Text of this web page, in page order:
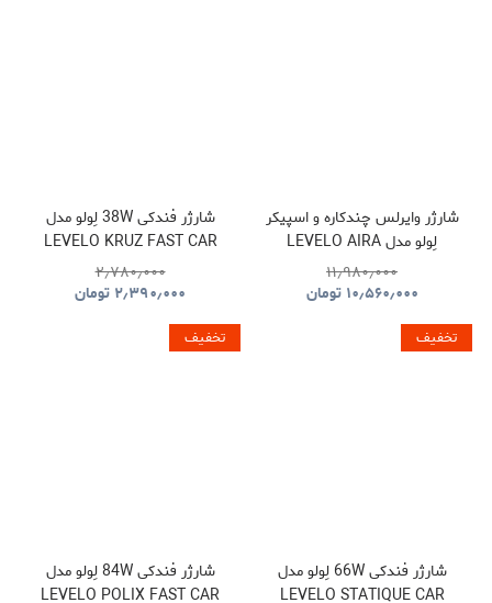
شارژر وایرلس چندکاره و اسپیکر
لِولو مدل LEVELO AIRA
WIRELESS CHARGER WITH
SPEAKER
۱۱٫۹۸۰٫۰۰۰
۱۰٫۵۶۰٫۰۰۰ تومان
شارژر فندکی 38W لِولو مدل
LEVELO KRUZ FAST CAR
CHARGER
۲٫۷۸۰٫۰۰۰
۲٫۳۹۰٫۰۰۰ تومان
تخفیف
شارژر فندکی 66W لِولو مدل
LEVELO STATIQUE CAR
تخفیف
شارژر فندکی 84W لِولو مدل
LEVELO POLIX FAST CAR